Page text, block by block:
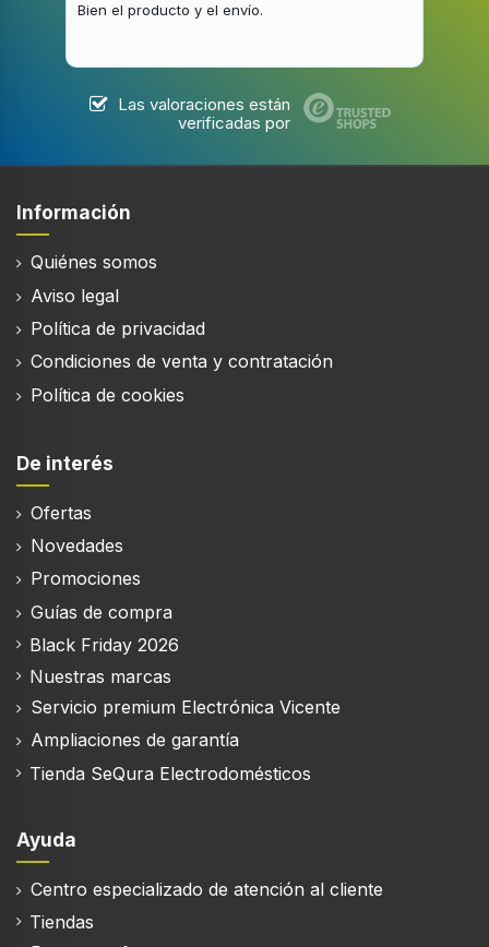
LED
Temporizador
Tipo de temporizador
Color del producto
Negro, Rojo
Color de la puerta
Rojo
95 min
Funciones y programas de cocina
Nº de programas automáticos
Bien el producto y el envío.
Las valoraciones están
verificadas por
Información
Quiénes somos
Aviso legal
Política de privacidad
Condiciones de venta y contratación
Política de cookies
De interés
Ofertas
Novedades
Promociones
Guías de compra
Black Friday 2026
Nuestras marcas
Servicio premium Electrónica Vicente
Ampliaciones de garantía
Tienda SeQura Electrodomésticos
Ayuda
Centro especializado de atención al cliente
Tiendas